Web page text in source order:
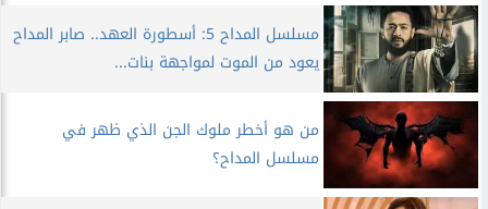
مسلسل المداح 5: أسطورة العهد.. صابر المداح
يعود من الموت لمواجهة بنات...
من هو أخطر ملوك الجن الذي ظهر في
مسلسل المداح؟